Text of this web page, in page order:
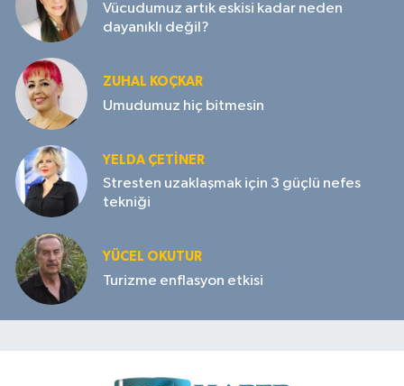
Vücudumuz artık eskisi kadar neden
dayanıklı değil?
ZUHAL KOÇKAR
Umudumuz hiç bitmesin
YELDA ÇETİNER
Stresten uzaklaşmak için 3 güçlü nefes
tekniği
YÜCEL OKUTUR
Turizme enflasyon etkisi